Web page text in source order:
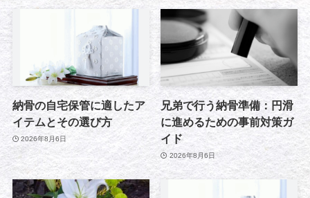
納骨の自宅保管に適したア
イテムとその選び方
2026年8月6日
兄弟で行う納骨準備：円滑
に進めるための事前対策ガ
イド
2026年8月6日